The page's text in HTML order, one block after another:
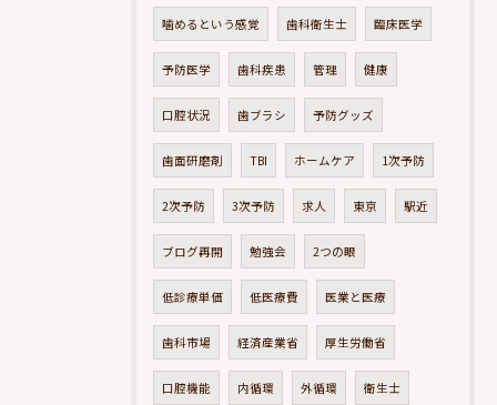
噛めるという感覚 歯科衛生士 臨床医学
予防医学 歯科疾患 管理 健康
口腔状況 歯ブラシ 予防グッズ
歯面研磨剤 TBI ホームケア 1次予防
2次予防 3次予防 求人 東京 駅近
ブログ再開 勉強会 2つの眼
低診療単価 低医療費 医業と医療
歯科市場 経済産業省 厚生労働省
口腔機能 内循環 外循環 衛生士